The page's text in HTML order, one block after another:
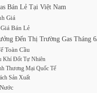
Bán Lẻ Tại Việt Nam
Giá
Bán Lẻ
Đến Thị Trường Gas Tháng
Toàn Cầu
Khí Đốt Tự Nhiên
Thương Mại Quốc Tế
Sản Xuất